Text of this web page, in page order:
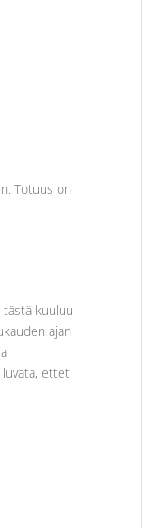
Totuus on
tästä kuuluu
ajan
luvata, ettet